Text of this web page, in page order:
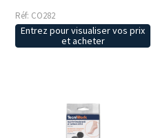
Réf: CO282
Entrez pour visualiser vos prix
et acheter